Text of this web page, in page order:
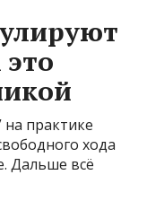
на практике
хода
Дальше всё